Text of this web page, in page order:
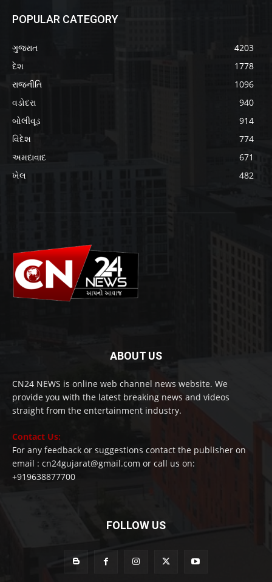
POPULAR CATEGORY
ગુજરાત
4203
દેશ
1778
રાજનીતિ
1096
વડોદરા
940
બોલીવૂડ
914
વિદેશ
774
અમદાવાદ
671
ખેલ
482
ABOUT US
CN24 NEWS is online web channel news website. We
provide you with the latest breaking news and videos
straight from the entertainment industry.
Contact Us:
For any feedback or suggestions contact the publisher on
email : cn24gujarat@gmail.com or call us on:
+919638877700
FOLLOW US